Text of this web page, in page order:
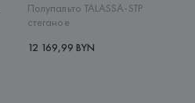
Полупальто TALASSA-STP
стеганое
12 169,99 BYN